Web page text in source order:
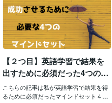
を積み重ねてTOEIC満点と英会話習得が
できました。今から振り返ってみると、
「この１つの学習法だけで成功した！」
というのはありませんが、共通して実行
していた１つのことがありました。それ
を本記事では紹介していきます。「英語
嫌い」からTOEIC満点までたどり着けた
理由上記でも書いたように、「英語嫌
い」からTOEIC満点まで様々な段階があ
り、絶対的な成功方法はなかったです。T
OEIC700を超えた時、リスニングが分か
【２つ目】英語学習で結果を
出すために必須だった4つの
「マインドセット」
こちらの記事は私が英語学習で結果を得
るために必須だったマインドセット４つ